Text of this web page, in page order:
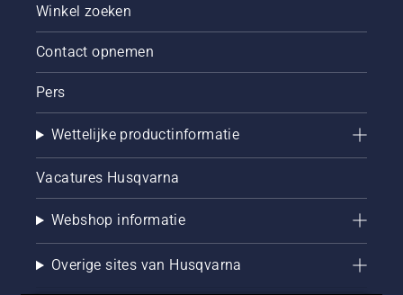
bosmaaier.
deze
procedure
Husqvarna-
bosmaaier
te
starten.
Winkel zoeken
Contact opnemen
Pers
Wettelijke productinformatie
Vacatures Husqvarna
Webshop informatie
Overige sites van Husqvarna